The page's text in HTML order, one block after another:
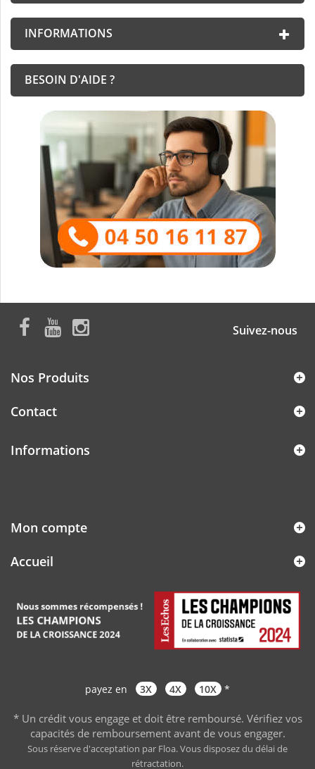
INFORMATIONS
BESOIN D'AIDE ?
Suivez-nous
Nos Produits
Contact
Informations
Mon compte
Accueil
payez en 3X 4X 10X *
* Un crédit vous engage et doit être remboursé. Vérifiez vos
capacités de remboursement avant de vous engager.
Sous réserve d'acceptation par Floa. Vous disposez du délai de
rétractation.